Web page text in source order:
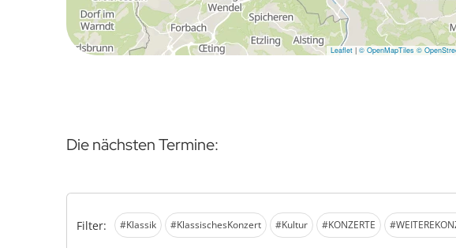
Leaflet | © OpenMapTiles ©
Die nächsten Termine:
Filter: #Klassik #KlassischesKonzert #Kultur #KONZERTE